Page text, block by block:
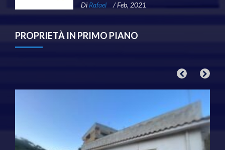
DiRafael / Feb, 2021
PROPRIETÀ IN PRIMO PIANO